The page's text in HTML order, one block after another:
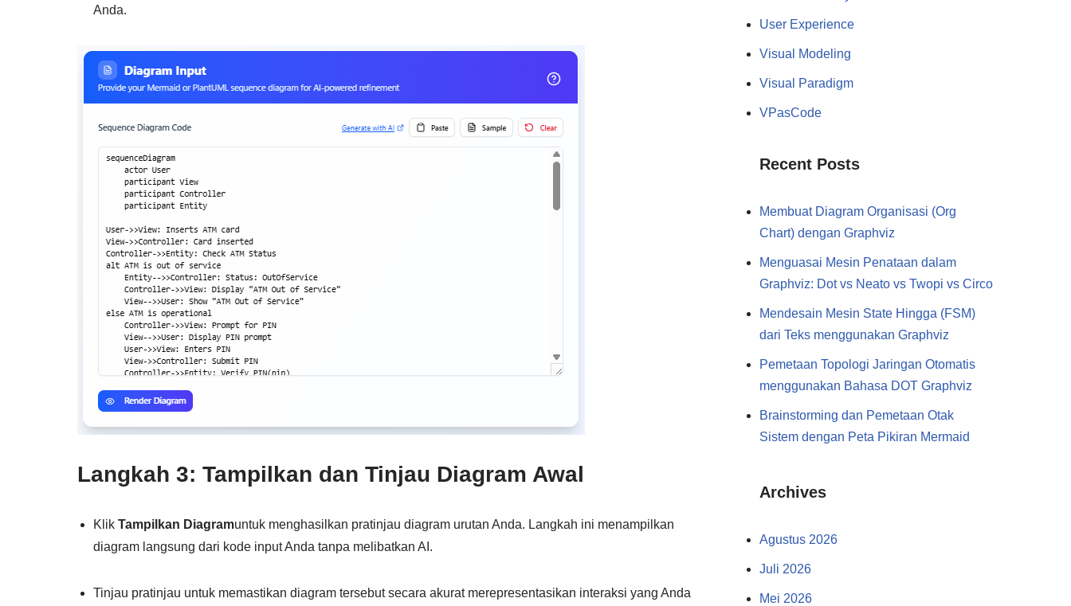
Anda.
Langkah 3: Tampilkan dan Tinjau Diagram Awal
Klik Tampilkan Diagramuntuk menghasilkan pratinjau diagram urutan Anda. Langkah ini menampilkan
diagram langsung dari kode input Anda tanpa melibatkan AI.
Tinjau pratinjau untuk memastikan diagram tersebut secara akurat merepresentasikan interaksi yang Anda
User Experience
Visual Modeling
Visual Paradigm
VPasCode
Recent Posts
Membuat Diagram Organisasi (Org
Chart) dengan Graphviz
Menguasai Mesin Penataan dalam
Graphviz: Dot vs Neato vs Twopi vs Circo
Mendesain Mesin State Hingga (FSM)
dari Teks menggunakan Graphviz
Pemetaan Topologi Jaringan Otomatis
menggunakan Bahasa DOT Graphviz
Brainstorming dan Pemetaan Otak
Sistem dengan Peta Pikiran Mermaid
Archives
Agustus 2026
Juli 2026
Mei 2026